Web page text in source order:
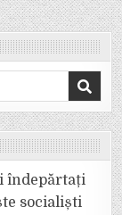
îndepărtați
socialiști